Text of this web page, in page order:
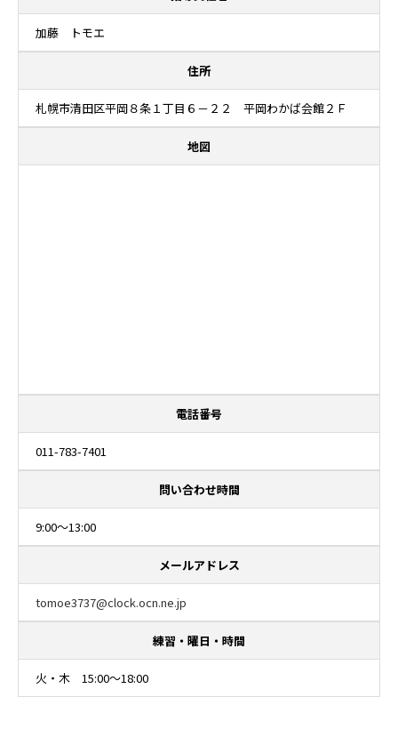
加藤 トモエ
住所
札幌市清田区平岡８条１丁目６－２２ 平岡わかば会館２Ｆ
地図
電話番号
011-783-7401
問い合わせ時間
9:00～13:00
メールアドレス
tomoe3737@clock.ocn.ne.jp
練習・曜日・時間
火・木 15:00～18:00